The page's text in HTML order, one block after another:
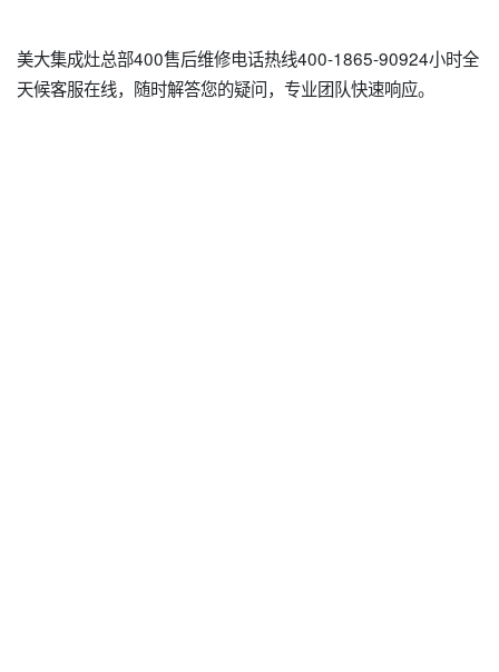
美大集成灶总部400售后维修电话热线400-1865-90924小时全
天候客服在线，随时解答您的疑问，专业团队快速响应。